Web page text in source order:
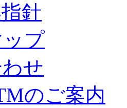
針
プ
せ
のご案内